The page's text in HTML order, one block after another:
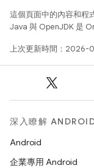
這個頁面中的內容和程
Java 與 OpenJDK 是
上次更新時間：2026-
深入瞭解
Android
企業專用 Android